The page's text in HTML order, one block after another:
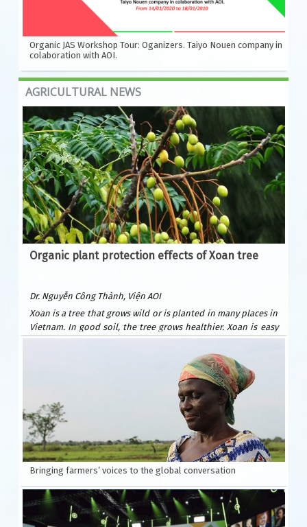
Organic JAS Workshop Tour: Oganizers. Taiyo Nouen company in
colaboration with AOI.
AGRICULTURAL NEWS
Organic plant protection effects of Xoan tree
Dr. Nguyễn Công Thành, Viện AOI
Xoan is a tree that grows wild or is planted in many places in
Vietnam. In good soil, the tree grows healthier. Xoan is easy
to plant and grows quickly. After only 6 years, it can be
exploited for wood to build houses and furniture. Xoan
wood is beautiful and durable, valued as precious forest
wood because it is resistant to termites. Xoan is suitable for
many types of soil: sandy beaches, plains, hills, and fields.
Usually planted by seeds.
According to Wikipedia, Xoan is native to India, southern
China and Australia.
Bringing farmers’ voices to the global conversation